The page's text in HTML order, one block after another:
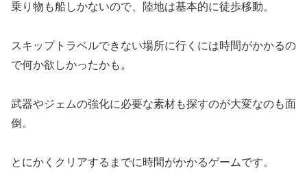
乗り物も船しかないので、陸地は基本的に徒歩移動。
スキップトラベルできない場所に行くには時間がかかるの
で何か欲しかったかも。
武器やジェムの強化に必要な素材も探すのが大変なのも面
倒。
とにかくクリアするまでに時間がかかるゲームです。